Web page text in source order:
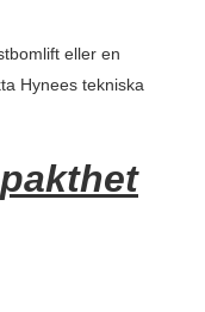
eller en
Hynees tekniska